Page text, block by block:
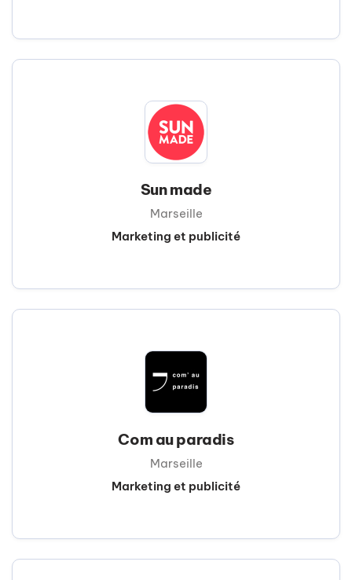
Sun made
Marseille
Marketing et publicité
Com au paradis
Marseille
Marketing et publicité